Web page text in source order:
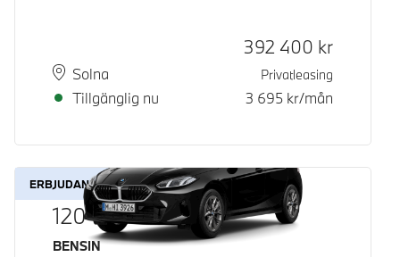
PlatsSolna
Leveranstid
Tillgänglig nu
Kontantpris
392 400 kr
Privatleasing
3 695 kr/mån
ERBJUDANDE
120
Bränsle
BENSIN